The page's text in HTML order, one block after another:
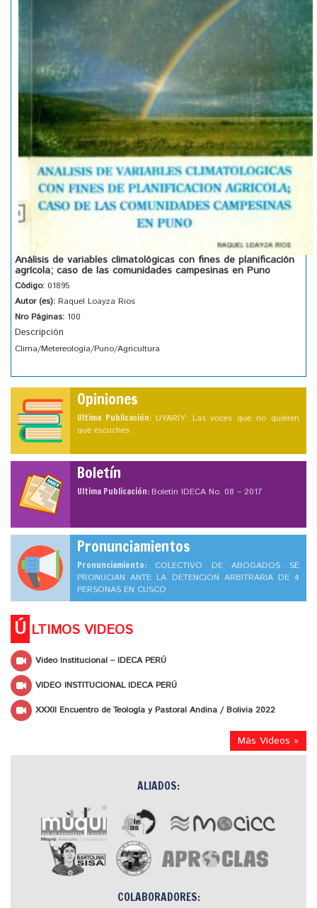
Análisis de variables climatológicas con fines de planificación
agrícola; caso de las comunidades campesinas en Puno
Código: 01895
Autor (es): Raquel Loayza Rios
Nro Páginas: 100
Descripción
Clima/Metereología/Puno/Agricultura
Opiniones
Ultima Publicación: UYARIY: Las voces que no quieren
que escuches
Boletín
Ultima Publicación:Boletín IDECA No. 08 – 2017
Pronunciamientos
Pronunciamiento: COLECTIVO DE ABOGADOS SE
PRONUCIAN ANTE LA DETENCION ARBITRARIA DE 4
PERSONAS EN CUSCO
Ú LTIMOS VIDEOS
Video Institucional – IDECA PERÚ
VIDEO INSTITUCIONAL IDECA PERÚ
XXXII Encuentro de Teología y Pastoral Andina / Bolivia 2022
Más Videos »
ALIADOS:
COLABORADORES: